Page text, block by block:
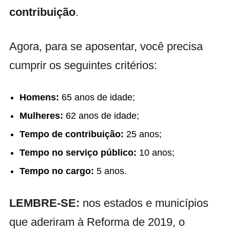
contribuição.
Agora, para se aposentar, você precisa
cumprir os seguintes critérios:
Homens: 65 anos de idade;
Mulheres: 62 anos de idade;
Tempo de contribuição: 25 anos;
Tempo no serviço público: 10 anos;
Tempo no cargo: 5 anos.
LEMBRE-SE: nos estados e municípios
que aderiram à Reforma de 2019, o